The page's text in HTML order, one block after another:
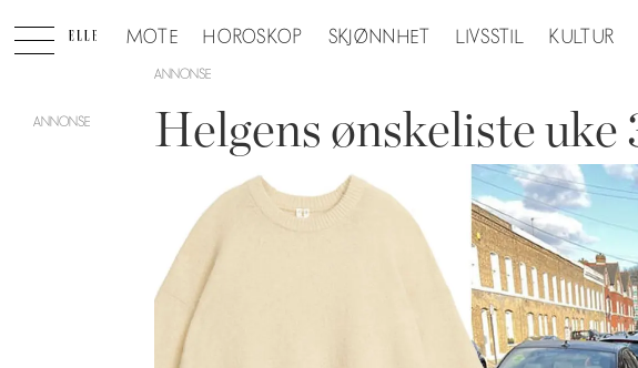
MOTE HOROSKOP SKJØNNHET LIVSSTIL KULTUR
ANNONSE
Helgens ønskeliste uke